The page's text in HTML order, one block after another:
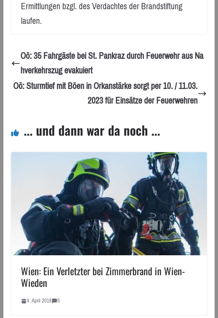
Ermittlungen bzgl. des Verdachtes der Brandstiftung
laufen.
Oö: 35 Fahrgäste bei St. Pankraz durch Feuerwehr aus Na
hverkehrszug evakuiert
Oö: Sturmtief mit Böen in Orkanstärke sorgt per 10. / 11.03.
2023 für Einsätze der Feuerwehren
... und dann war da noch ...
Wien: Ein Verletzter bei Zimmerbrand in Wien-
Wieden
4. April 2018 0